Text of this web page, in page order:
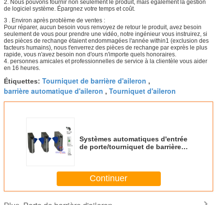
2. Nous pouvons fournir non seulement le produit, mais également la gestion
de logiciel système. Épargnez votre temps et coût.
3 . Environ après problème de ventes :
Pour réparer, aucun besoin vous renvoyez de retour le produit, avez besoin
seulement de vous pour prendre une vidéo, notre ingénieur vous instruirez, si
des pièces de rechange étaient endommagées l'année within1 (exclusion des
facteurs humains), nous t'enverrez des pièces de rechange par exprès le plus
rapide, vous n'avez besoin non d'ours n'importe quels honoraires.
4. personnes amicales et professionnelles de service à la clientèle vous aider
en 16 heures.
Étiquettes: Tourniquet de barrière d'aileron ,
barrière automatique d'aileron , Tourniquet d'aileron
Systèmes automatiques d'entrée
de porte/tourniquet de barrière
Continuer